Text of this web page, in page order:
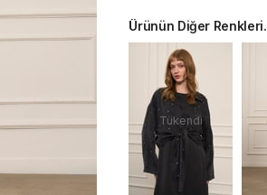
Ürünün Diğer Renkleri.
Tükendi